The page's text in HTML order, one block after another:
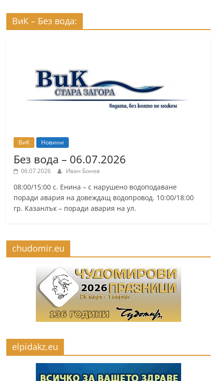
ВиК – Без вода:
ВиК Новини
Без вода – 06.07.2026
06.07.2026 Иван Бонев
08:00/15:00 с. Енина – с нарушено водоподаване
поради авария на довеждащ водопровод. 10:00/18:00
гр. Казанлък – поради авария на ул.
chudomir.eu
elpidakz.eu